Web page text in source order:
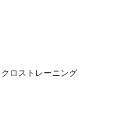
ロストレーニング